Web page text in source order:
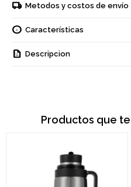
Metodos y costos de envío
Características
Descripcion
Productos que